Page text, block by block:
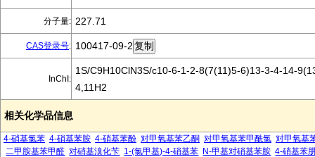
分子量: 227.71
CAS登录号: 100417-09-2
InChI:
1S/C9H10ClN3S/c10-6-1-2-8(7(11)5-6)13-3-4-14-
4,11H2
相关化学品信息
4-硝基氯苯 4-硝基苯胺 4-硝基苯酚 对甲氧基苯乙酮 对甲氧基苯甲酰氯 对甲氧基
二甲胺基苯甲醛 对硝基溴化苄 1-(氯甲基)-4-硝基苯 N-甲基对硝基苯胺 4-硝基苯